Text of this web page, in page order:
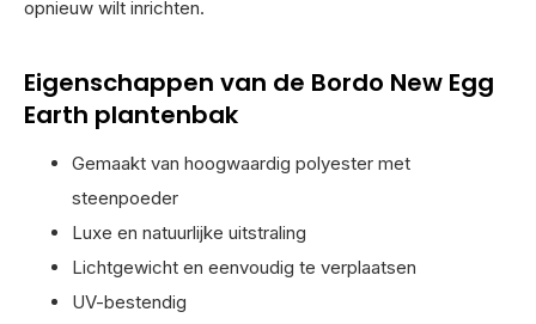
opnieuw wilt inrichten.
Eigenschappen van de Bordo New Egg
Earth plantenbak
Gemaakt van hoogwaardig polyester met
steenpoeder
Luxe en natuurlijke uitstraling
Lichtgewicht en eenvoudig te verplaatsen
UV-bestendig